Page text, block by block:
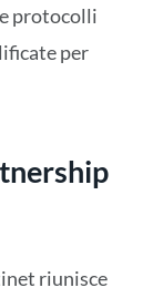
protocolli
per
riunisce